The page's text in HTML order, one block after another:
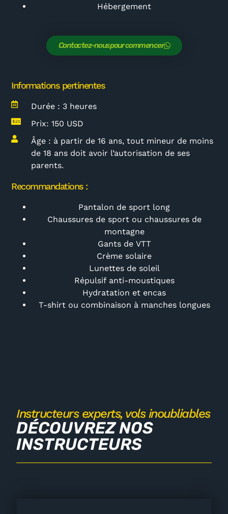
Hébergement
Contactez-nous pour commencer
Informations pertinentes
Durée : 3 heures
Prix: 150 USD
Âge : à partir de 16 ans, tout mineur de moins
de 18 ans doit avoir l’autorisation de ses
parents.
Recommandations :
Pantalon de sport long
Chaussures de sport ou chaussures de
montagne
Gants de VTT
Crème solaire
Lunettes de soleil
Répulsif anti-moustiques
Hydratation et encas
T-shirt ou combinaison à manches longues
Instructeurs experts, vols inoubliables
DÉCOUVREZ NOS
INSTRUCTEURS